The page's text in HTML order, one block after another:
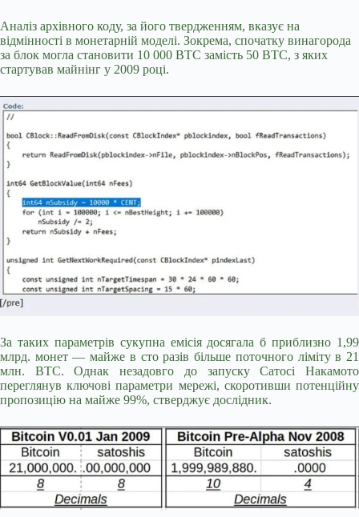
Аналіз архівного коду, за його твердженням, вказує на
відмінності в монетарній моделі. Зокрема, спочатку винагорода
за блок могла становити 10 000 BTC замість 50 BTC, з яких
стартував майнінг у 2009 році.
За таких параметрів сукупна емісія досягала б приблизно 1,99
млрд. монет — майже в сто разів більше поточного ліміту в 21
млн. BTC. Однак незадовго до запуску Сатосі Накамото
переглянув ключові параметри мережі, скоротивши потенційну
пропозицію на майже 99%, стверджує дослідник.